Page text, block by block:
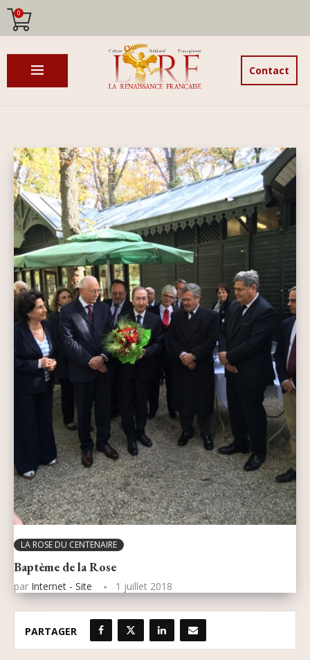
0
Contact
LA ROSE DU CENTENAIRE
Baptème de la Rose
par Internet - Site 1 juillet 2018
PARTAGER